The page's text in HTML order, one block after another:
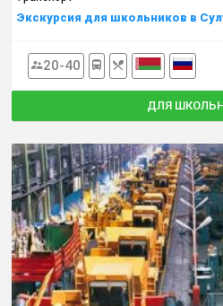
Экскурсия для школьников в
20-40
ДЛЯ